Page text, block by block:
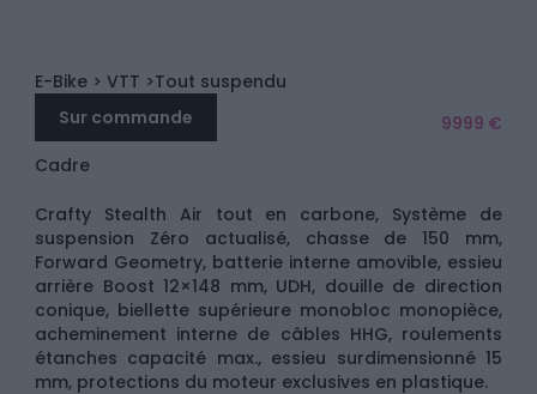
E-Bike > VTT >Tout suspendu
Sur commande
9999 €
Cadre
Crafty Stealth Air tout en carbone, Système de
suspension Zéro actualisé, chasse de 150 mm,
Forward Geometry, batterie interne amovible, essieu
arrière Boost 12×148 mm, UDH, douille de direction
conique, biellette supérieure monobloc monopièce,
acheminement interne de câbles HHG, roulements
étanches capacité max., essieu surdimensionné 15
mm, protections du moteur exclusives en plastique.